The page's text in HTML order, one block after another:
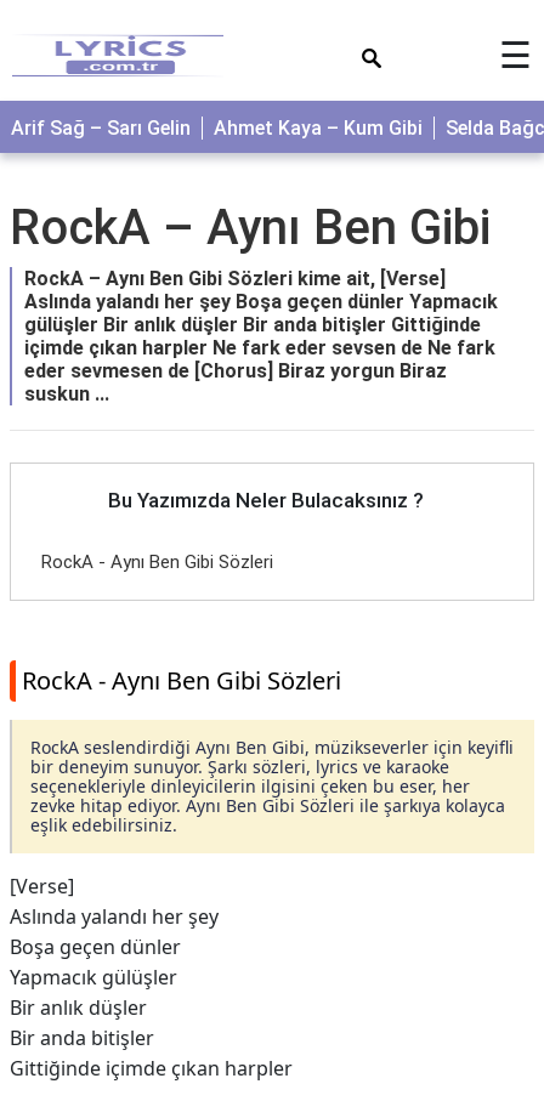
☰
Arif Sağ – Sarı Gelin Ahmet Kaya – Kum Gibi Selda
RockA – Aynı Ben Gibi
RockA – Aynı Ben Gibi Sözleri kime ait, [Verse]
Aslında yalandı her şey Boşa geçen dünler Yapmacık
gülüşler Bir anlık düşler Bir anda bitişler Gittiğinde
içimde çıkan harpler Ne fark eder sevsen de Ne fark
eder sevmesen de [Chorus] Biraz yorgun Biraz
suskun ...
Bu Yazımızda Neler Bulacaksınız ?
RockA - Aynı Ben Gibi Sözleri
RockA - Aynı Ben Gibi Sözleri
RockA seslendirdiği Aynı Ben Gibi, müzikseverler için keyifli
bir deneyim sunuyor. Şarkı sözleri, lyrics ve karaoke
seçenekleriyle dinleyicilerin ilgisini çeken bu eser, her
zevke hitap ediyor. Aynı Ben Gibi Sözleri ile şarkıya kolayca
eşlik edebilirsiniz.
[Verse]
Aslında yalandı her şey
Boşa geçen dünler
Yapmacık gülüşler
Bir anlık düşler
Bir anda bitişler
Gittiğinde içimde çıkan harpler